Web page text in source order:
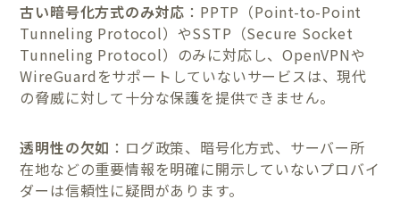
古い暗号化方式のみ対応 ：PPTP（Point-to-Point
Tunneling Protocol）やSSTP（Secure Socket
Tunneling Protocol）のみに対応し、OpenVPNや
WireGuardをサポートしていないサービスは、現代
の脅威に対して十分な保護を提供できません。
透明性の欠如 ：ログ政策、暗号化方式、サーバー所
在地などの重要情報を明確に開示していないプロバイ
ダーは信頼性に疑問があります。